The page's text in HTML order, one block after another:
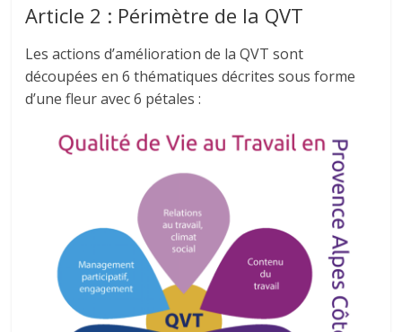
Article 2 : Périmètre de la QVT
Les actions d’amélioration de la QVT sont
découpées en 6 thématiques décrites sous forme
d’une fleur avec 6 pétales :